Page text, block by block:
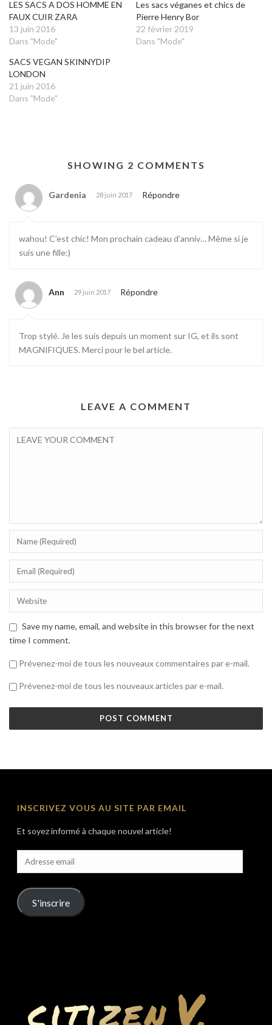
LES SACS A DOS HOMME EN
FAUX CUIR ZARA
13 juin 2016
Dans "Mode"
Les sacs véganes et chics de
Pierre Henry Bor
22 février 2019
Dans "Mode"
SACS VEGAN SKINNYDIP
LONDON
21 juin 2016
Dans "Mode"
SHOWING 2 COMMENTS
Gardenia 28 juin 2017 Répondre
wahou! C’est chic! Mon prochain cadeau d’anniv… Même si je
suis une fille:)
Ann 29 juin 2017 Répondre
Trop stylé. Je les suis depuis un moment sur IG, et ils sont
MAGNIFIQUES. Merci pour le bel article.
LEAVE A COMMENT
Save my name, email, and website in this browser for the next
time I comment.
Prévenez-moi de tous les nouveaux commentaires par e-mail.
Prévenez-moi de tous les nouveaux articles par e-mail.
INSCRIVEZ VOUS AU SITE PAR EMAIL
Et soyez informé à chaque nouvel article!
Adresse
email
S'inscrire